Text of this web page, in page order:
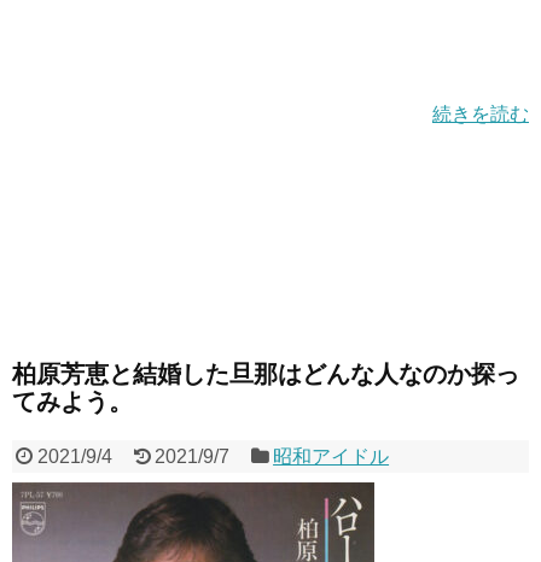
続きを読む
柏原芳恵と結婚した旦那はどんな人なのか探っ
てみよう。
2021/9/4 2021/9/7 昭和アイドル